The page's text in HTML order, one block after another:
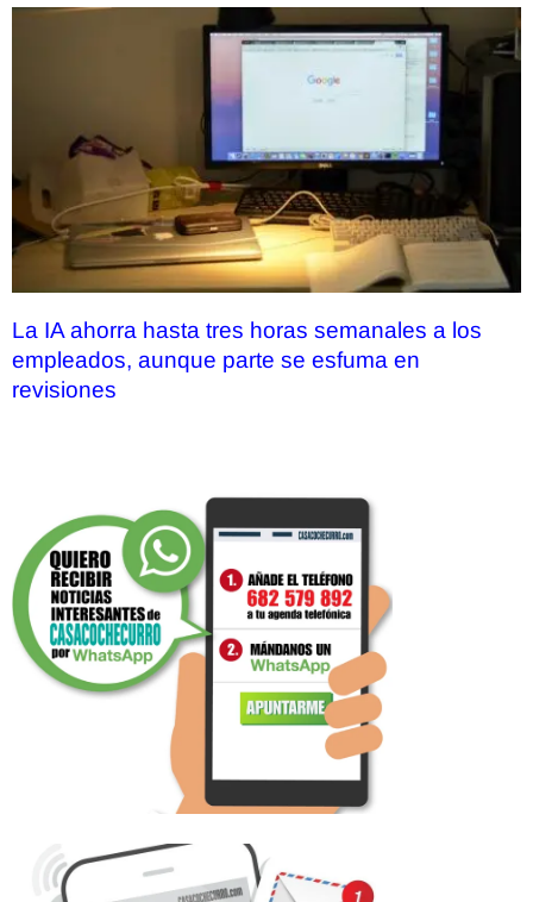
La IA ahorra hasta tres horas semanales a los
empleados, aunque parte se esfuma en
revisiones